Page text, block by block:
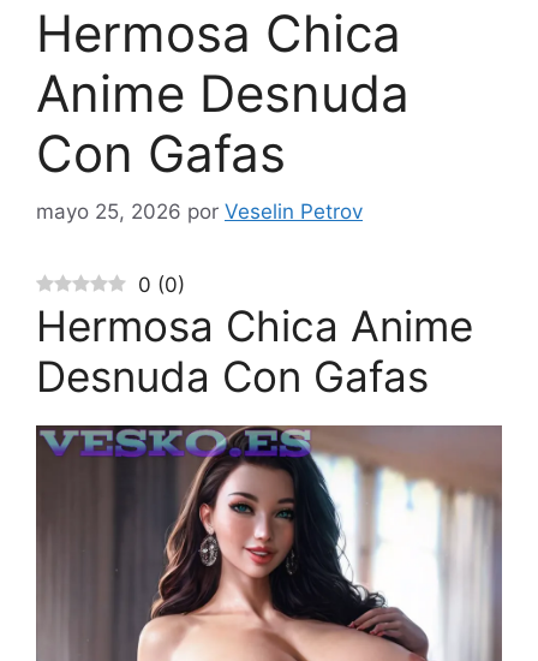
Hermosa Chica
Anime Desnuda
Con Gafas
mayo 25, 2026 por Veselin Petrov
0 (0)
Hermosa Chica Anime
Desnuda Con Gafas